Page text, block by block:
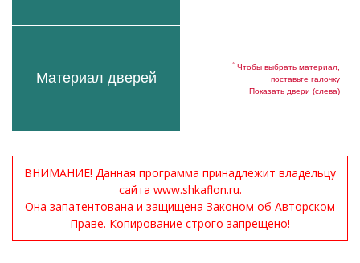
Материал дверей
* Чтобы выбрать материал,
поставьте галочку
Показать двери (слева)
ВНИМАНИЕ! Данная программа принадлежит владельцу
сайта www.shkaflon.ru.
Она запатентована и защищена Законом об Авторском
Праве. Копирование строго запрещено!